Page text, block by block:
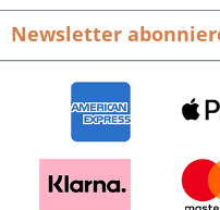
der Frage nach,
Wirklichkeit des
Kabinetten
und von
jeweils leiten
Rheinland-
der unitarische
Newsletter